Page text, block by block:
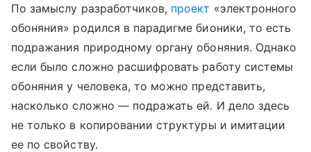
По замыслу разработчиков, проект «электронного
обоняния» родился в парадигме бионики, то есть
подражания природному органу обоняния. Однако
если было сложно расшифровать работу системы
обоняния у человека, то можно представить,
насколько сложно — подражать ей. И дело здесь
не только в копировании структуры и имитации
ее по свойству.